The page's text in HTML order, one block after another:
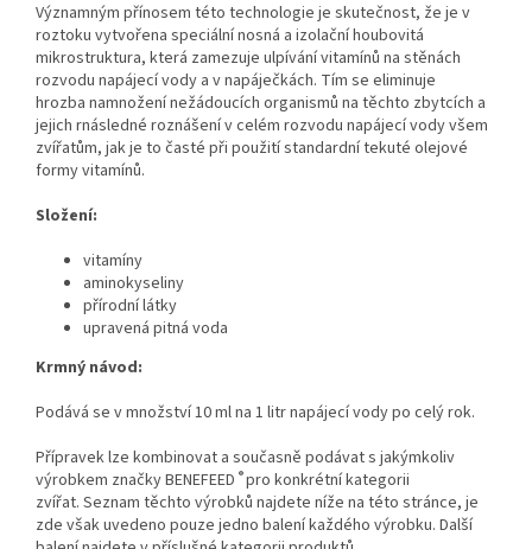
Významným přínosem této technologie je skutečnost, že je v
roztoku vytvořena speciální nosná a izolační houbovitá
mikrostruktura, která zamezuje ulpívání vitamínů na stěnách
rozvodu napájecí vody a v napáječkách. Tím se eliminuje
hrozba namnožení nežádoucích organismů na těchto zbytcích a
jejich rnásledné roznášení v celém rozvodu napájecí vody všem
zvířatům, jak je to časté při použití standardní tekuté olejové
formy vitamínů.
Složení:
vitamíny
aminokyseliny
přírodní látky
upravená pitná voda
Krmný návod:
Podává se v množství 10 ml na 1 litr napájecí vody po celý rok.
Přípravek lze kombinovat a současně podávat s jakýmkoliv
výrobkem značky BENEFEED ®pro konkrétní kategorii
zvířat. Seznam těchto výrobků najdete níže na této stránce, je
zde však uvedeno pouze jedno balení každého výrobku. Další